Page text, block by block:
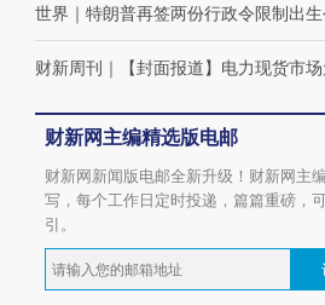
世界 ｜ 特朗普再签两份行政令限制出
财新周刊 ｜ 【封面报道】电力现货市
财新网主编精选版电邮
财新网新闻版电邮全新升级！财新网主
写，每个工作日定时投递，篇篇重磅，
引。